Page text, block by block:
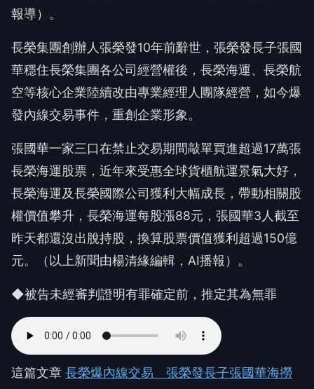
報導）。
長榮集團創辦人張榮發10年前辭世，張榮發長子張國
華穩住長榮集團各公司經營權後，長榮海運、長榮航
空等核心企業陸續改由專業經理人團隊經營，如今爆
發內線交易事件，重創企業形象。
張國華一家三口在禁止交易期間敲單買進超過17萬張
長榮海運股票，近年來受惠全球貨櫃航運景氣大好，
長榮海運及長榮國際公司獲利大幅成長，帶動相關股
權價值攀升，長榮海運每股漲88元，張國華3人截至
昨天都還沒出脫持股，換算股票價值獲利超過150億
元。（以上新聞由楊清緣編輯，AI播報）。
◆被告未經審判證明有罪確定前，推定其為無罪
這篇文章 長榮爆內線交易 張榮發長子張國華海撈